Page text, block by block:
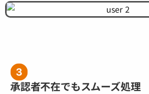
承認者不在でもスムーズ処理